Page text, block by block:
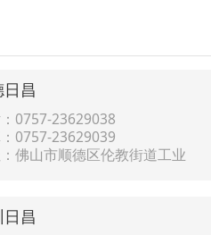
昌
0757-23629038
0757-23629039
佛山市顺德区伦教街道工业
昌